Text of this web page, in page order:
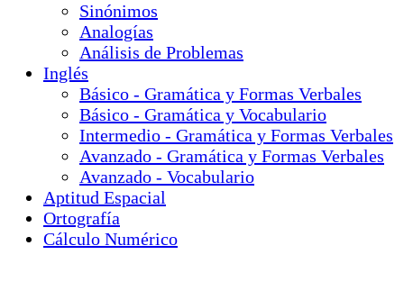
Sinónimos
Analogías
Análisis de Problemas
Inglés
Básico - Gramática y Formas Verbales
Básico - Gramática y Vocabulario
Intermedio - Gramática y Formas Verbales
Avanzado - Gramática y Formas Verbales
Avanzado - Vocabulario
Aptitud Espacial
Ortografía
Cálculo Numérico